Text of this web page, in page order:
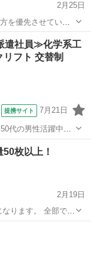
2月25日
を優先させていた
いますが、あらか
高さ15ｃｍ よろし
ック、カバー
遣社員≫化学系工
フト 交替制
提携サイト 7月21日
50代の男性活躍中★
日★フォークリフ
神奈川県相模原
枚以上！
2月19日